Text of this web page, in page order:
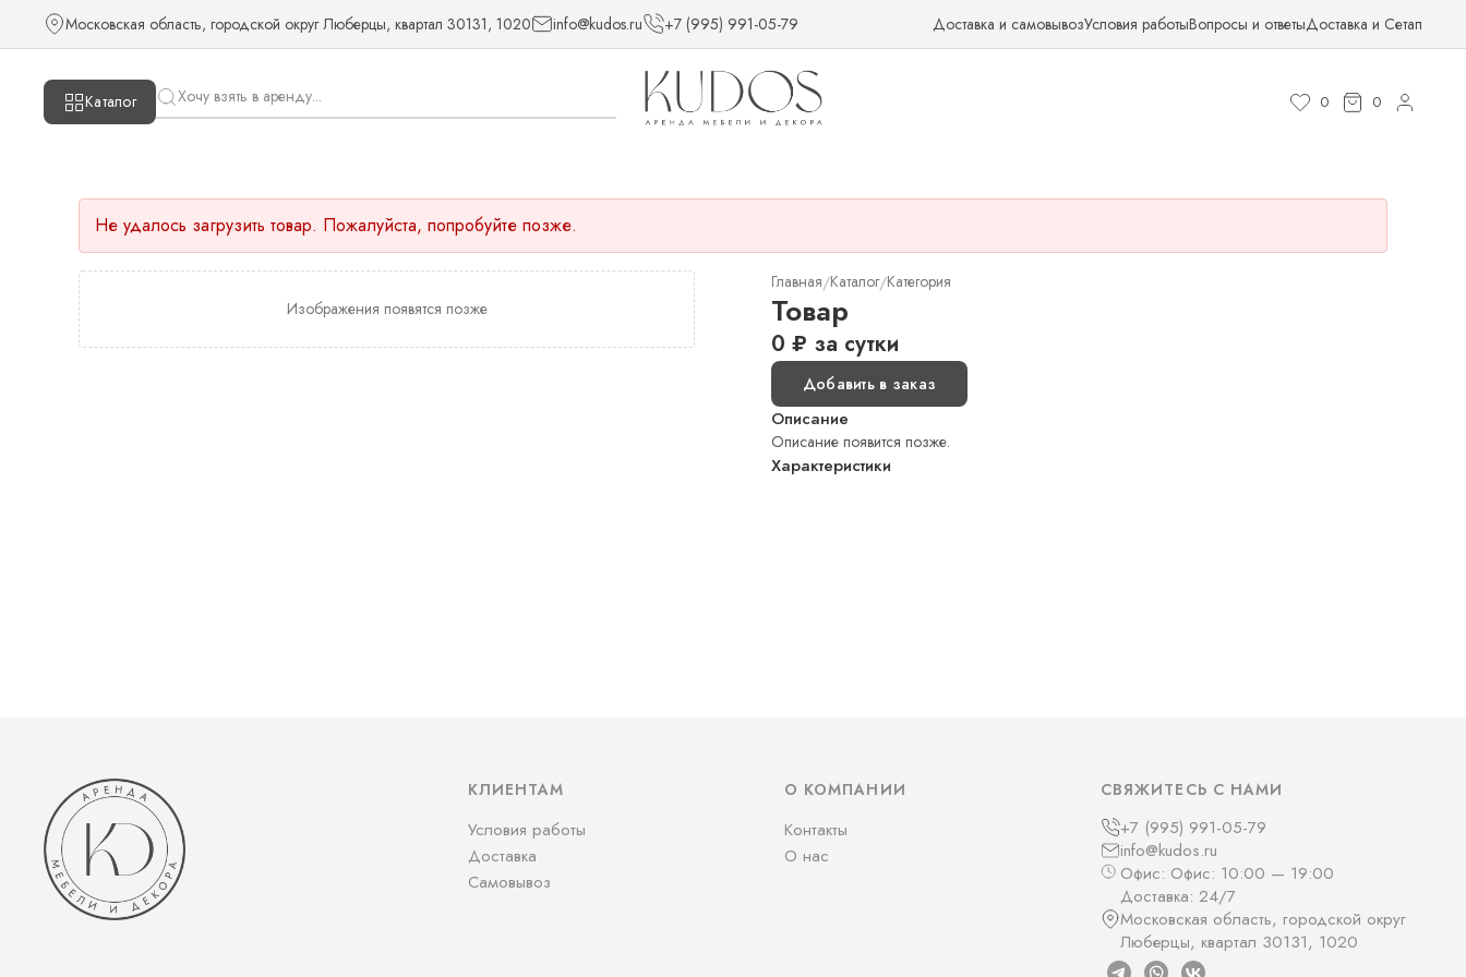
Московская область, городской округ Люберцы, квартал 30131, 1020 info@kudos.ru +7 (995) 991-05-79 Доставка и самовывозУсловия работыВопросы и ответыДоставка и Сетап
Каталог 0 0
Не удалось загрузить товар. Пожалуйста, попробуйте позже.
Изображения появятся позже
Главная/Каталог/Категория
Товар
0 ₽ за сутки
Добавить в заказ
Описание
Описание появится позже.
Характеристики
КЛИЕНТАМ
Условия работы
Доставка
Самовывоз
О КОМПАНИИ
Контакты
О нас
СВЯЖИТЕСЬ С НАМИ
+7 (995) 991-05-79
info@kudos.ru
Офис: Офис: 10:00 — 19:00
Доставка: 24/7
Московская область, городской округ
Люберцы, квартал 30131, 1020